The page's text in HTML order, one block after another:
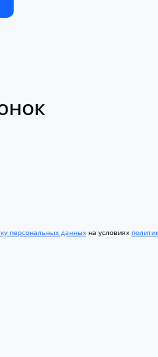
персональных данных на условиях